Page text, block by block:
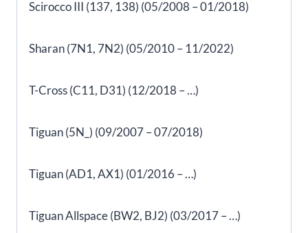
Scirocco III (137, 138) (05/2008 – 01/2018)
Sharan (7N1, 7N2) (05/2010 – 11/2022)
T-Cross (C11, D31) (12/2018 – …)
Tiguan (5N_) (09/2007 – 07/2018)
Tiguan (AD1, AX1) (01/2016 – …)
Tiguan Allspace (BW2, BJ2) (03/2017 – …)